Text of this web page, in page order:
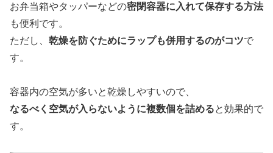
お弁当箱やタッパーなどの密閉容器に入れて保存する方法
も便利です。
ただし、 乾燥を防ぐためにラップも併用するのがコツで
す。
容器内の空気が多いと乾燥しやすいので、
なるべく空気が入らないように複数個を詰めると効果的で
す。